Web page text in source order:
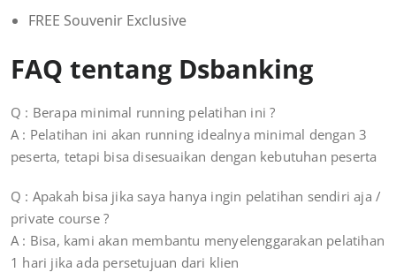
FREE Souvenir Exclusive
FAQ tentang Dsbanking
Q : Berapa minimal running pelatihan ini ?
A : Pelatihan ini akan running idealnya minimal dengan 3
peserta, tetapi bisa disesuaikan dengan kebutuhan peserta
Q : Apakah bisa jika saya hanya ingin pelatihan sendiri aja /
private course ?
A : Bisa, kami akan membantu menyelenggarakan pelatihan
1 hari jika ada persetujuan dari klien